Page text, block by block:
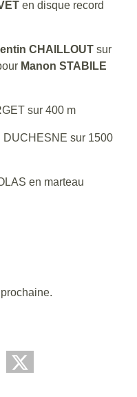
en disque record
CHAILLOUT sur
Manon STABILE
sur 400 m
DUCHESNE sur 1500
en marteau